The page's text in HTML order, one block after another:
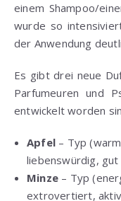
einem Shampoo/
wurde so
der Anwendung
Es gibt drei neue
Parfumeuren und
entwickelt worden
Apfel – Typ
liebenswürdig,
Minze – Typ
extrovertiert,